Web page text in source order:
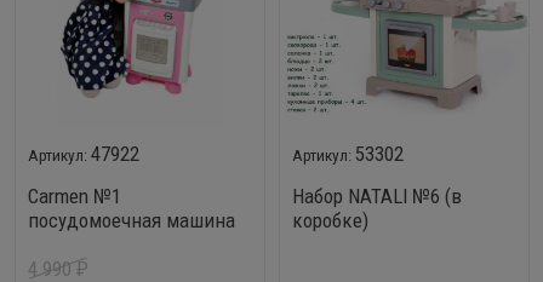
47922
Carmen №1
посудомоечная машина
4 990₽
53302
Набор NATALI №6 (в
коробке)